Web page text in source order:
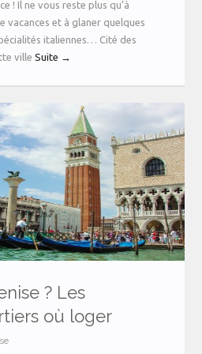
! Il ne vous reste plus qu’à
vacances et à glaner quelques
italiennes… Cité des
villeSuite →
? Les
où loger